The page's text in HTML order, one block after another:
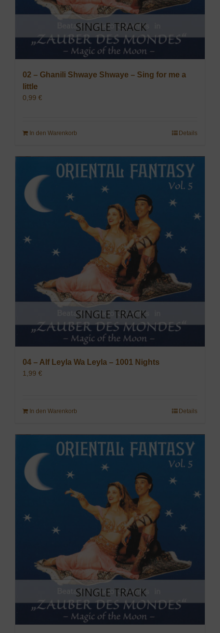
02 – Ghanili Shwaye Shwaye – Sing for me a
little
0,99 €
In den Warenkorb Details
04 – Alf Leyla Wa Leyla – 1001 Nights
1,99 €
In den Warenkorb Details